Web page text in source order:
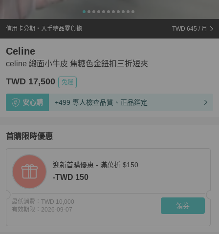
信用卡分期・入手精品零負擔 TWD 645 / 月
celine 緞面小牛皮 焦糖色金鈕扣三折短夾
Celine
TWD 17,500 免運
安心購 +499 專人檢查品質、正品鑑定
首購限時優惠
迎新首購優惠 - 滿萬折 $150
-TWD 150
最低消費： TWD 10,000
有效期限： 2026-09-07 領券